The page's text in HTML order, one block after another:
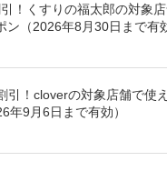
！くすりの福太郎の対象
ン（2026年8月30日まで有
引！cloverの対象店舗で使
年9月6日まで有効）